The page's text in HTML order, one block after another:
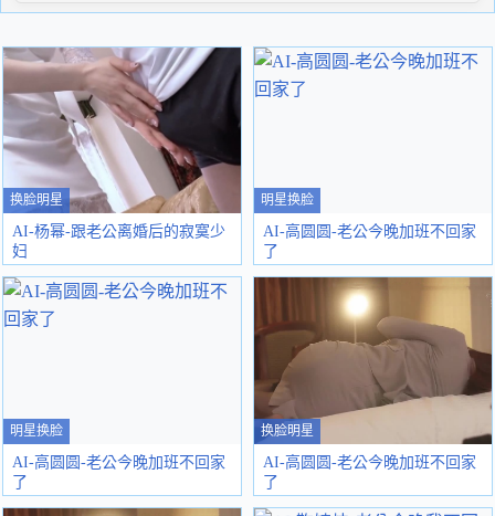
换脸明星
AI-杨幂-跟老公离婚后的寂寞少
妇
明星换脸
AI-高圆圆-老公今晚加班不回家
了
明星换脸
AI-高圆圆-老公今晚加班不回家
了
换脸明星
AI-高圆圆-老公今晚加班不回家
了